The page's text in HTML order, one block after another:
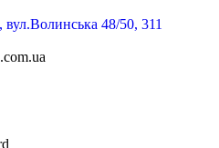
вул.Волинська 48/50, 311